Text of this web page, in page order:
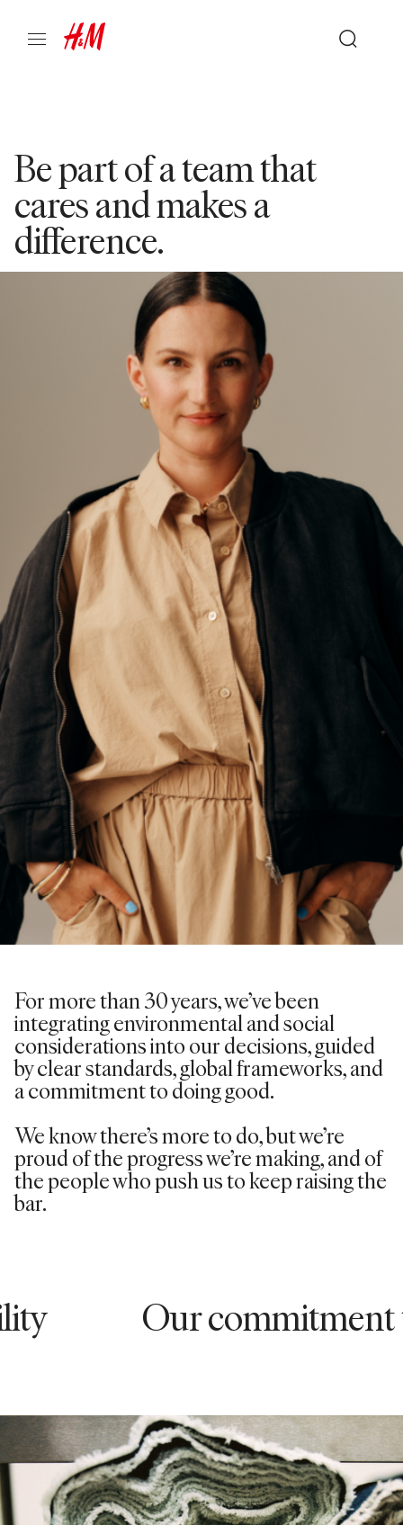
Be part of a team that
cares and makes a
difference.
For more than 30 years,we’vebeen
integrating environmental and social
considerations into our decisions, guided
by clear standards, global frameworks, and
a commitment to doing good.
We know there’s more to do, but we’re
proud of the progress we’re making, and of
the people who push us to keep raising the
bar.
Our commitment to